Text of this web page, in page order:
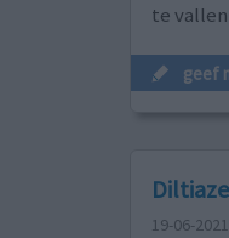
te
geef
19-06-